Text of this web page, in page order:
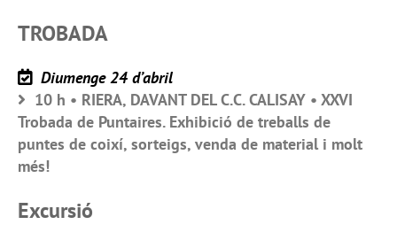
TROBADA
Diumenge 24 d’abril
10 h • RIERA, DAVANT DEL C.C. CALISAY • XXVI
Trobada de Puntaires. Exhibició de treballs de
puntes de coixí, sorteigs, venda de material i molt
més!
Excursió